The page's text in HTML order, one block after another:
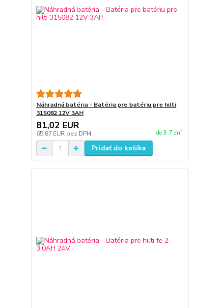
Náhradná batéria - Batéria pre batériu pre hilti
315082 12V 3AH
81,02 EUR
65,87 EUR bez DPH do 3-7 dní
Pridať do košíka